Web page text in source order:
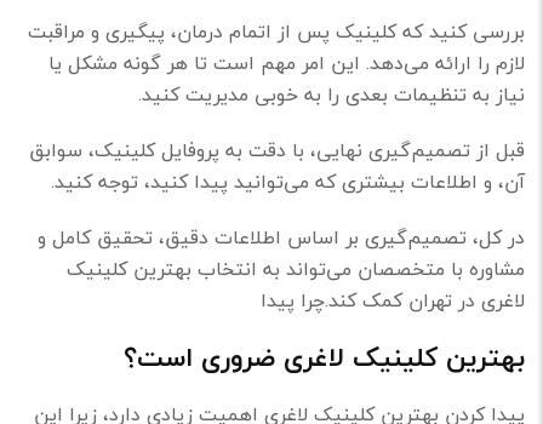
بررسی کنید که کلینیک پس از اتمام درمان، پیگیری و مراقبت
لازم را ارائه می‌دهد. این امر مهم است تا هر گونه مشکل یا
نیاز به تنظیمات بعدی را به خوبی مدیریت کنید.
قبل از تصمیم‌گیری نهایی، با دقت به پروفایل کلینیک، سوابق
آن، و اطلاعات بیشتری که می‌توانید پیدا کنید، توجه کنید.
در کل، تصمیم‌گیری بر اساس اطلاعات دقیق، تحقیق کامل و
مشاوره با متخصصان می‌تواند به انتخاب بهترین کلینیک
لاغری در تهران کمک کند.چرا پیدا
بهترین کلینیک لاغری ضروری است؟
پیدا کردن بهترین کلینیک لاغری اهمیت زیادی دارد، زیرا این